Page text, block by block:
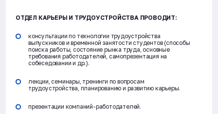
ОТДЕЛ КАРЬЕРЫ И ТРУДОУСТРОЙСТВА ПРОВОДИТ:
консультации по технологии трудоустройства
выпускников и временной занятости студентов (способы
поиска работы, состояние рынка труда, основные
требования работодателей, самопрезентация на
собеседовании и др.).
лекции, семинары, тренинги по вопросам
трудоустройства, планированию и развитию карьеры.
презентации компаний-работодателей.